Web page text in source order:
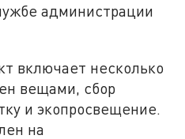
администрации
включает несколько
вещами, сбор
и экопросвещение.
на